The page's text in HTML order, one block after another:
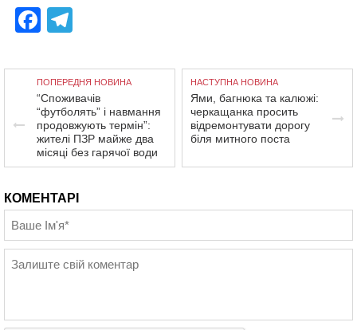
Facebook
ПОПЕРЕДНЯ НОВИНА
“Споживачів
“футболять” і навмання
продовжують термін”:
жителі ПЗР майже два
місяці без гарячої води
НАСТУПНА НОВИНА
Ями, багнюка та калюжі:
черкащанка просить
відремонтувати дорогу
біля митного поста
КОМЕНТАРІ